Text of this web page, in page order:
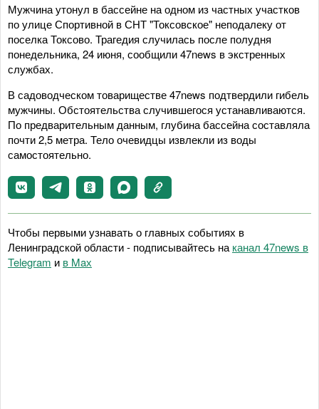
Мужчина утонул в бассейне на одном из частных участков
по улице Спортивной в СНТ "Токсовское" неподалеку от
поселка Токсово. Трагедия случилась после полудня
понедельника, 24 июня, сообщили 47news в экстренных
службах.
В садоводческом товариществе 47news подтвердили гибель
мужчины. Обстоятельства случившегося устанавливаются.
По предварительным данным, глубина бассейна составляла
почти 2,5 метра. Тело очевидцы извлекли из воды
самостоятельно.
Чтобы первыми узнавать о главных событиях в
Ленинградской области - подписывайтесь на канал 47news в
Telegram и в Maх